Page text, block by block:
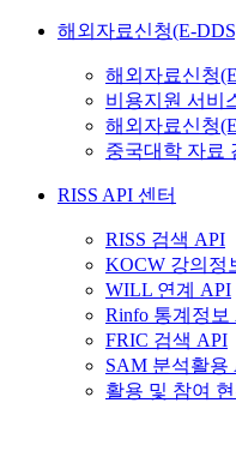
해외자료신청(E-
해외자료신청
비용지원 서비
해외자료신청
중국대학 자료
RISS API 센터
RISS 검색 API
KOCW 강의정
WILL 연계 API
Rinfo 통계정보
FRIC 검색 API
SAM 분석활용
활용 및 참여